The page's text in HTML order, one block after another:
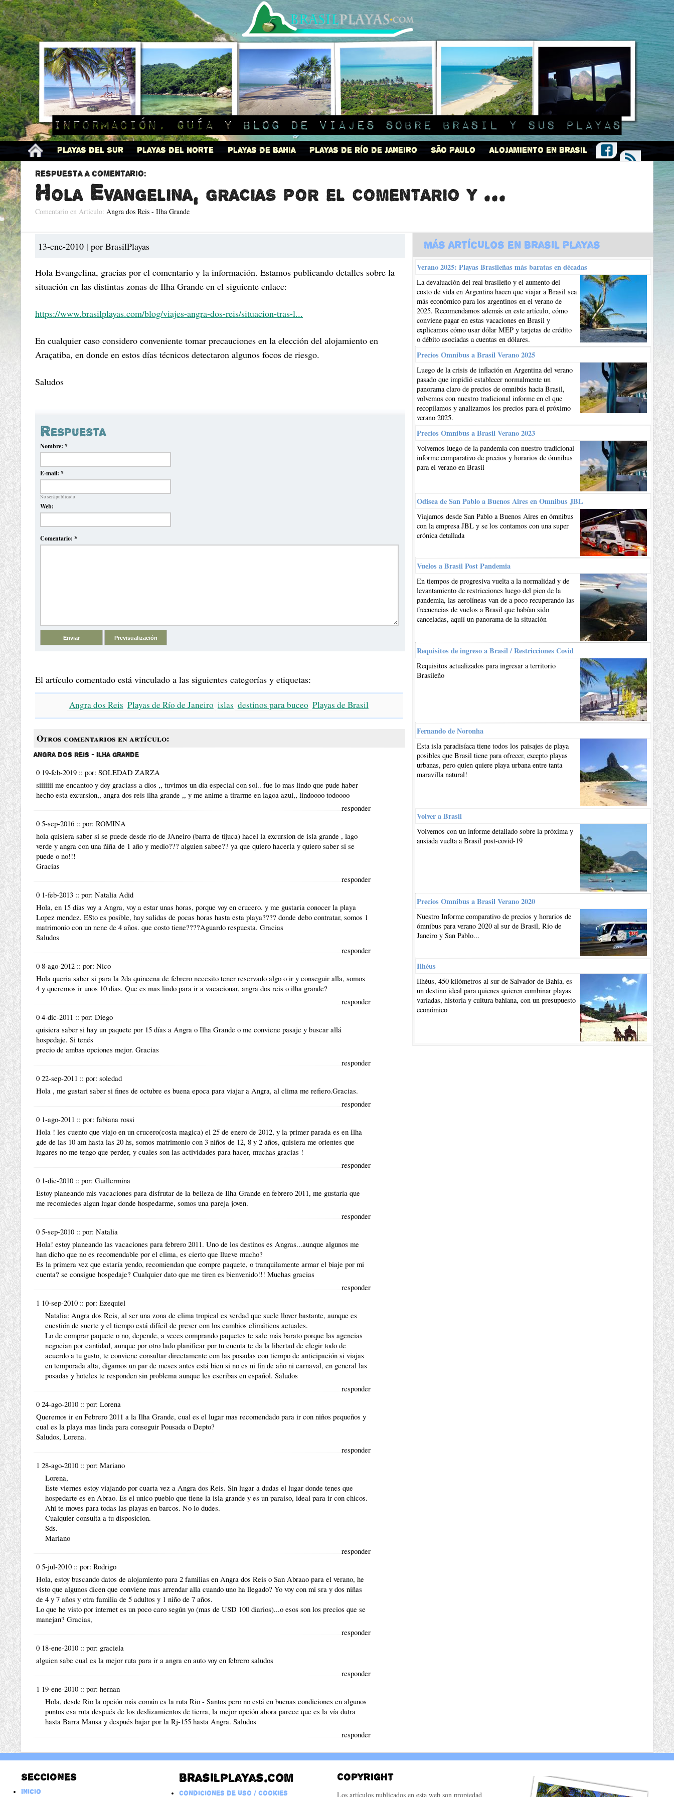
Información, guía y blog de viajes sobre Brasil y sus playas
Playas del Sur Playas del Norte Playas de Bahia Playas de Río de Janeiro São Paulo Alojamiento en Brasil
Respuesta a comentario:
Hola Evangelina, gracias por el comentario y ...
Comentario en Artículo: Angra dos Reis - Ilha Grande
13-ene-2010 | por BrasilPlayas
Hola Evangelina, gracias por el comentario y la información. Estamos publicando detalles sobre la
situación en las distintas zonas de Ilha Grande en el siguiente enlace:
https://www.brasilplayas.com/blog/viajes-angra-dos-reis/situacion-tras-l...
En cualquier caso considero conveniente tomar precauciones en la elección del alojamiento en
Araçatiba, en donde en estos días técnicos detectaron algunos focos de riesgo.
Saludos
Respuesta
Nombre: *
E-mail: *
No será publicado
Web:
Comentario: *
El artículo comentado está vinculado a las siguientes categorías y etiquetas:
Angra dos Reis Playas de Río de Janeiro islas destinos para buceo Playas de Brasil
Otros comentarios en artículo:
Angra dos Reis - Ilha Grande
0 19-feb-2019 :: por: SOLEDAD ZARZA
siiiiiii me encantoo y doy graciass a dios ,, tuvimos un dia especial con sol.. fue lo mas lindo que pude haber
hecho esta excursion,, angra dos reis ilha grande ,, y me anime a tirarme en lagoa azul,, lindoooo todoooo
responder
0 5-sep-2016 :: por: ROMINA
hola quisiera saber si se puede desde rio de JAneiro (barra de tijuca) hacel la excursion de isla grande , lago
verde y angra con una ñiña de 1 año y medio??? alguien sabee?? ya que quiero hacerla y quiero saber si se
puede o no!!!
Gracias
responder
0 1-feb-2013 :: por: Natalia Adid
Hola, en 15 días voy a Angra, voy a estar unas horas, porque voy en crucero. y me gustaria conocer la playa
Lopez mendez. ESto es posible, hay salidas de pocas horas hasta esta playa???? donde debo contratar, somos 1
matrimonio con un nene de 4 años. que costo tiene????Aguardo respuesta. Gracias
Saludos
responder
0 8-ago-2012 :: por: Nico
Hola queria saber si para la 2da quincena de febrero necesito tener reservado algo o ir y conseguir alla, somos
4 y queremos ir unos 10 dias. Que es mas lindo para ir a vacacionar, angra dos reis o ilha grande?
responder
0 4-dic-2011 :: por: Diego
quisiera saber si hay un paquete por 15 días a Angra o Ilha Grande o me conviene pasaje y buscar allá
hospedaje. Si tenés
precio de ambas opciones mejor. Gracias
responder
0 22-sep-2011 :: por: soledad
Hola , me gustari saber si fines de octubre es buena epoca para viajar a Angra, al clima me refiero.Gracias.
responder
0 1-ago-2011 :: por: fabiana rossi
Hola ! les cuento que viajo en un crucero(costa magica) el 25 de enero de 2012, y la primer parada es en Ilha
gde de las 10 am hasta las 20 hs, somos matrimonio con 3 niños de 12, 8 y 2 años, quisiera me orientes que
lugares no me tengo que perder, y cuales son las actividades para hacer, muchas gracias !
responder
0 1-dic-2010 :: por: Guillermina
Estoy planeando mis vacaciones para disfrutar de la belleza de Ilha Grande en febrero 2011, me gustaría que
me recomiedes algun lugar donde hospedarme, somos una pareja joven.
responder
0 5-sep-2010 :: por: Natalia
Hola! estoy planeando las vacaciones para febrero 2011. Uno de los destinos es Angras...aunque algunos me
han dicho que no es recomendable por el clima, es cierto que llueve mucho?
Es la primera vez que estaría yendo, recomiendan que compre paquete, o tranquilamente armar el biaje por mi
cuenta? se consigue hospedaje? Cualquier dato que me tiren es bienvenido!!! Muchas gracias
responder
1 10-sep-2010 :: por: Ezequiel
Natalia: Angra dos Reis, al ser una zona de clima tropical es verdad que suele llover bastante, aunque es
cuestión de suerte y el tiempo está difícil de prever con los cambios climáticos actuales.
Lo de comprar paquete o no, depende, a veces comprando paquetes te sale más barato porque las agencias
negocian por cantidad, aunque por otro lado planificar por tu cuenta te da la libertad de elegir todo de
acuerdo a tu gusto, te conviene consultar directamente con las posadas con tiempo de anticipación si viajas
en temporada alta, digamos un par de meses antes está bien si no es ni fin de año ni carnaval, en general las
posadas y hoteles te responden sin problema aunque les escribas en español. Saludos
responder
0 24-ago-2010 :: por: Lorena
Queremos ir en Febrero 2011 a la Ilha Grande, cual es el lugar mas recomendado para ir con niños pequeños y
cual es la playa mas linda para conseguir Pousada o Depto?
Saludos, Lorena.
responder
1 28-ago-2010 :: por: Mariano
Lorena,
Este viernes estoy viajando por cuarta vez a Angra dos Reis. Sin lugar a dudas el lugar donde tenes que
hospedarte es en Abrao. Es el unico pueblo que tiene la isla grande y es un paraiso, ideal para ir con chicos.
Ahi te moves para todas las playas en barcos. No lo dudes.
Cualquier consulta a tu disposicion.
Sds.
Mariano
responder
0 5-jul-2010 :: por: Rodrigo
Hola, estoy buscando datos de alojamiento para 2 familias en Angra dos Reis o San Abraao para el verano, he
visto que algunos dicen que conviene mas arrendar alla cuando uno ha llegado? Yo voy con mi sra y dos niñas
de 4 y 7 años y otra familia de 5 adultos y 1 niño de 7 años.
Lo que he visto por internet es un poco caro según yo (mas de USD 100 diarios)...o esos son los precios que se
manejan? Gracias,
responder
0 18-ene-2010 :: por: graciela
alguien sabe cual es la mejor ruta para ir a angra en auto voy en febrero saludos
responder
1 19-ene-2010 :: por: hernan
Hola, desde Rio la opción más común es la ruta Rio - Santos pero no está en buenas condiciones en algunos
puntos esa ruta después de los deslizamientos de tierra, la mejor opción ahora parece que es la vía dutra
hasta Barra Mansa y después bajar por la Rj-155 hasta Angra. Saludos
responder
Más Artículos en Brasil Playas
Verano 2025: Playas Brasileñas más baratas en décadas
La devaluación del real brasileño y el aumento del
costo de vida en Argentina hacen que viajar a Brasil sea
más económico para los argentinos en el verano de
2025. Recomendamos además en este artículo, cómo
conviene pagar en estas vacaciones en Brasil y
explicamos cómo usar dólar MEP y tarjetas de crédito
o débito asociadas a cuentas en dólares.
Precios Omnibus a Brasil Verano 2025
Luego de la crisis de inflación en Argentina del verano
pasado que impidió establecer normalmente un
panorama claro de precios de omnibús hacia Brasil,
volvemos con nuestro tradicional informe en el que
recopilamos y analizamos los precios para el próximo
verano 2025.
Precios Omnibus a Brasil Verano 2023
Volvemos luego de la pandemia con nuestro tradicional
informe comparativo de precios y horarios de ómnibus
para el verano en Brasil
Odisea de San Pablo a Buenos Aires en Omnibus JBL
Viajamos desde San Pablo a Buenos Aires en ómnibus
con la empresa JBL y se los contamos con una super
crónica detallada
Vuelos a Brasil Post Pandemia
En tiempos de progresiva vuelta a la normalidad y de
levantamiento de restricciones luego del pico de la
pandemia, las aerolíneas van de a poco recuperando las
frecuencias de vuelos a Brasil que habían sido
canceladas, aquií un panorama de la situación
Requisitos de ingreso a Brasil / Restricciones Covid
Requisitos actualizados para ingresar a territorio
Brasileño
Fernando de Noronha
Esta isla paradisíaca tiene todos los paisajes de playa
posibles que Brasil tiene para ofrecer, excepto playas
urbanas, pero quien quiere playa urbana entre tanta
maravilla natural!
Volver a Brasil
Volvemos con un informe detallado sobre la próxima y
ansiada vuelta a Brasil post-covid-19
Precios Omnibus a Brasil Verano 2020
Nuestro Informe comparativo de precios y horarios de
ómnibus para verano 2020 al sur de Brasil, Río de
Janeiro y San Pablo...
Ilhéus
Ilhéus, 450 kilómetros al sur de Salvador de Bahía, es
un destino ideal para quienes quieren combinar playas
variadas, historia y cultura bahiana, con un presupuesto
económico
Secciones
Inicio
Brasilplayas.com
Condiciones de Uso / Cookies
Copyright
Los artículos publicados en esta web son propiedad